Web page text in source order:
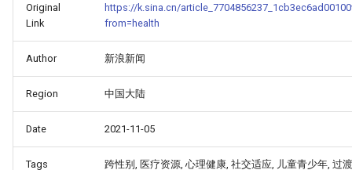
Original
Link
https://k.sina.cn/
from=health
Author 新浪新闻
Region 中国大陆
Date 2021-11-05
Tags
跨性别, 医疗资源, 心理健康, 社交适应, 儿童青少年, 过